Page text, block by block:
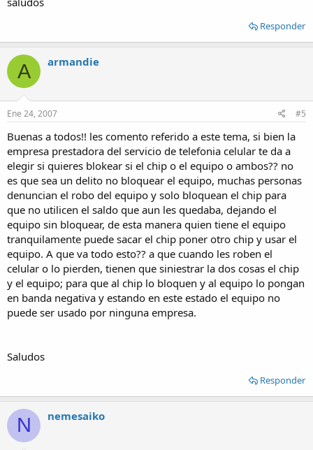
Responder
A armandie
Ene 24, 2007 #5
Buenas a todos!! les comento referido a este tema, si bien la
empresa prestadora del servicio de telefonia celular te da a
elegir si quieres blokear si el chip o el equipo o ambos?? no
es que sea un delito no bloquear el equipo, muchas personas
denuncian el robo del equipo y solo bloquean el chip para
que no utilicen el saldo que aun les quedaba, dejando el
equipo sin bloquear, de esta manera quien tiene el equipo
tranquilamente puede sacar el chip poner otro chip y usar el
equipo. A que va todo esto?? a que cuando les roben el
celular o lo pierden, tienen que siniestrar la dos cosas el chip
y el equipo; para que al chip lo bloquen y al equipo lo pongan
en banda negativa y estando en este estado el equipo no
puede ser usado por ninguna empresa.
Saludos
Responder
N nemesaiko